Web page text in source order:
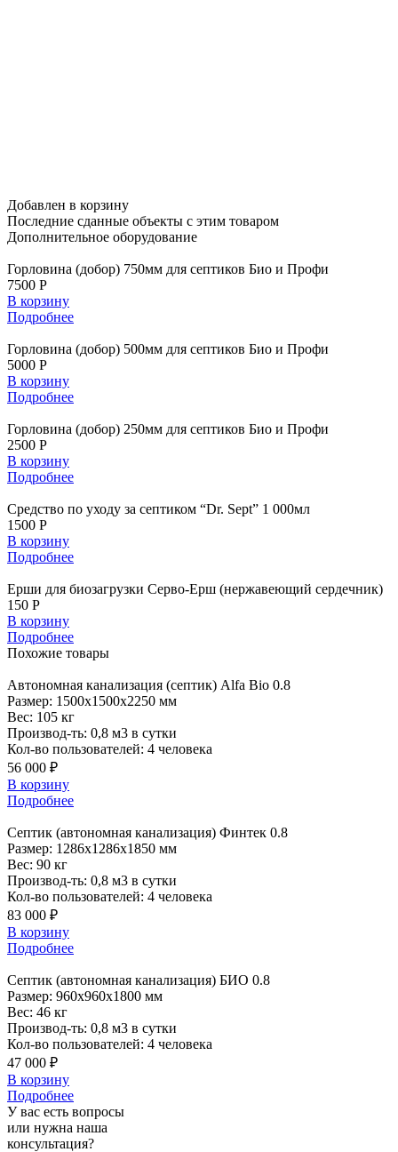
Добавлен в корзину
Последние сданные объекты с этим товаром
Дополнительное оборудование
Горловина (добор) 750мм для септиков Био и Профи
7500 Р
В корзину
Подробнее
Горловина (добор) 500мм для септиков Био и Профи
5000 Р
В корзину
Подробнее
Горловина (добор) 250мм для септиков Био и Профи
2500 Р
В корзину
Подробнее
Средство по уходу за септиком “Dr. Sept” 1 000мл
1500 Р
В корзину
Подробнее
Ерши для биозагрузки Серво-Ерш (нержавеющий сердечник)
150 Р
В корзину
Подробнее
Похожие товары
Автономная канализация (септик) Alfa Bio 0.8
Размер: 1500x1500x2250 мм
Вес: 105 кг
Производ-ть: 0,8 м3 в сутки
Кол-во пользователей: 4 человека
56 000 ₽
В корзину
Подробнее
Септик (автономная канализация) Финтек 0.8
Размер: 1286x1286x1850 мм
Вес: 90 кг
Производ-ть: 0,8 м3 в сутки
Кол-во пользователей: 4 человека
83 000 ₽
В корзину
Подробнее
Септик (автономная канализация) БИО 0.8
Размер: 960x960x1800 мм
Вес: 46 кг
Производ-ть: 0,8 м3 в сутки
Кол-во пользователей: 4 человека
47 000 ₽
В корзину
Подробнее
У вас есть вопросы
или нужна наша
консультация?